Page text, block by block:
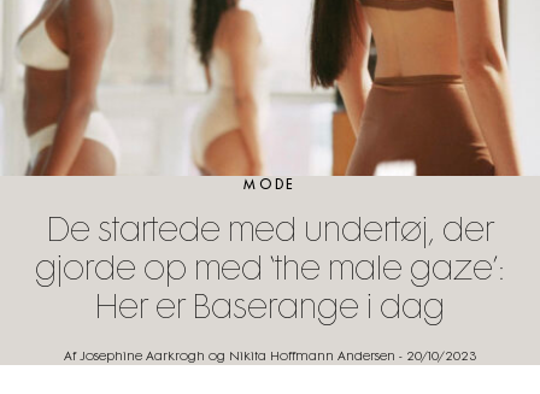
MODE
De startede med undertøj, der
gjorde op med ‘the male gaze’:
Her er Baserange i dag
Af Josephine Aarkrogh og Nikita Hoffmann Andersen - 20/10/2023